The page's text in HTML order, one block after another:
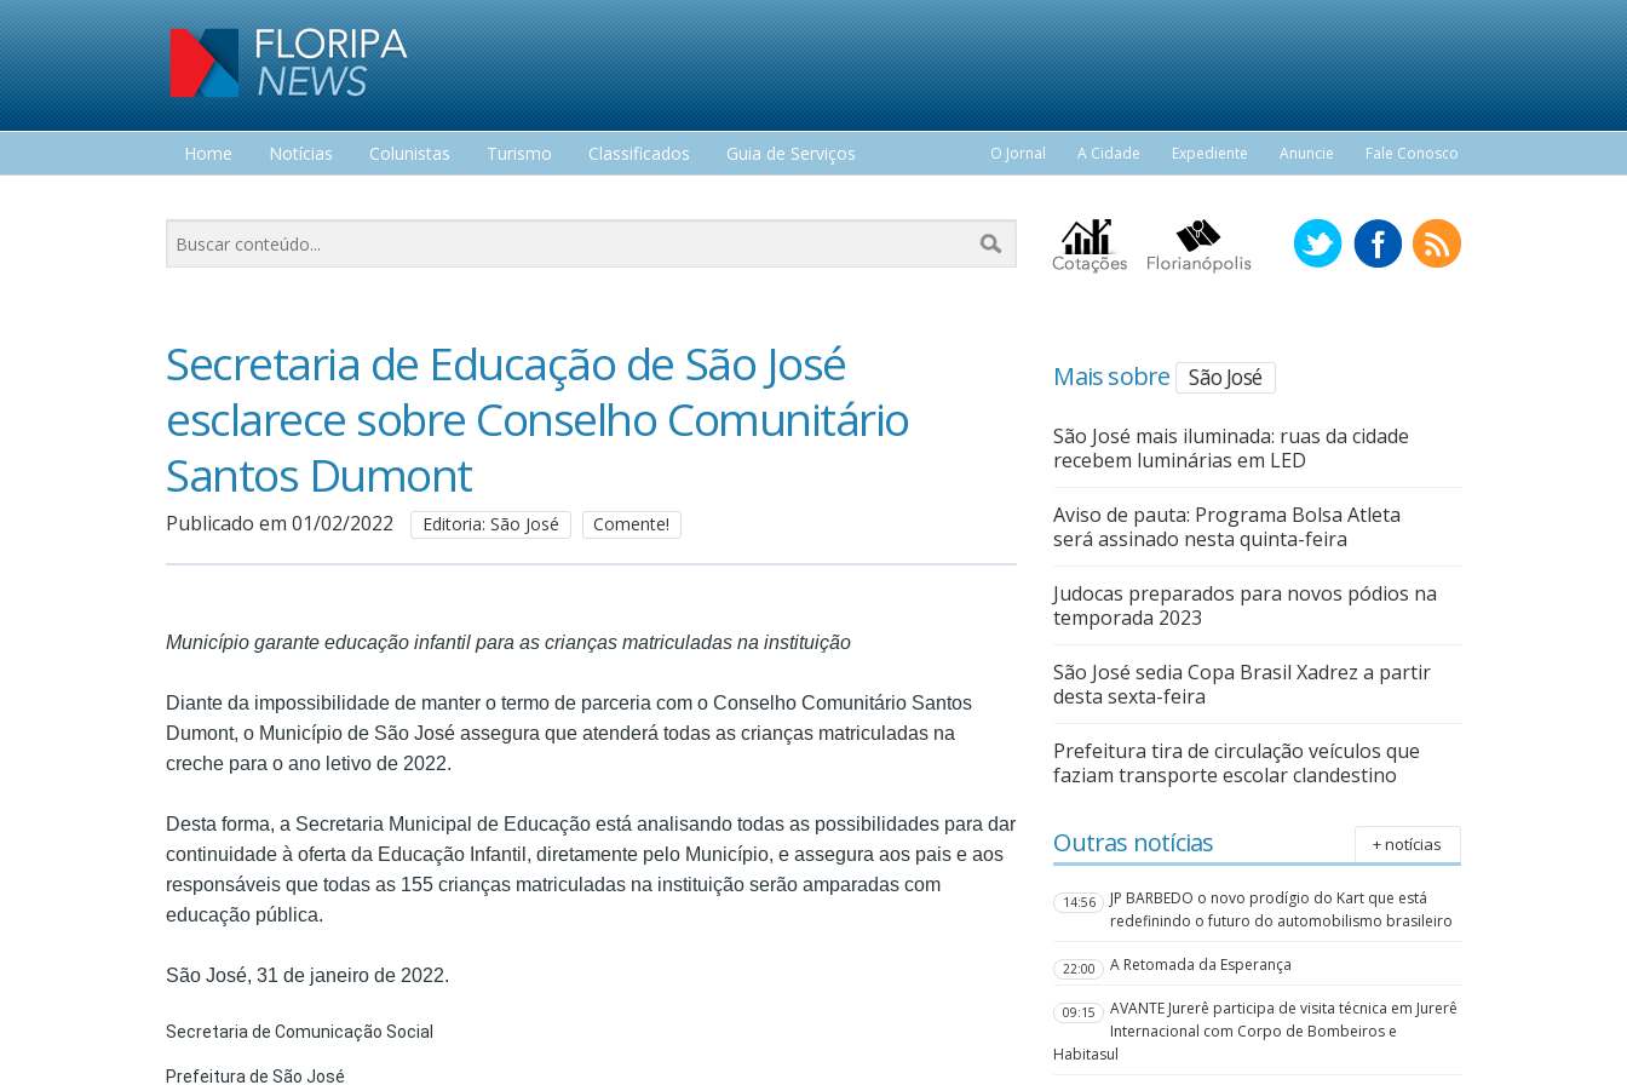
Home Notícias Colunistas Turismo Classificados
Guia de Serviços
O Jornal A Cidade Expediente Anuncie Fale Conosco
Secretaria de Educação de São José
esclarece sobre Conselho Comunitário
Santos Dumont
Publicado em 01/02/2022 Editoria: São José Comente!
Município garante educação infantil para as crianças matriculadas na instituição
Diante da impossibilidade de manter o termo de parceria com o Conselho Comunitário Santos
Dumont, o Município de São José assegura que atenderá todas as crianças matriculadas na
creche para o ano letivo de 2022.
Desta forma, a Secretaria Municipal de Educação está analisando todas as possibilidades para dar
continuidade à oferta da Educação Infantil, diretamente pelo Município, e assegura aos pais e aos
responsáveis que todas as 155 crianças matriculadas na instituição serão amparadas com
educação pública.
São José, 31 de janeiro de 2022.
Secretaria de Comunicação Social
Prefeitura de São José
Mais sobre São José
São José mais iluminada: ruas da cidade
recebem luminárias em LED
Aviso de pauta: Programa Bolsa Atleta
será assinado nesta quinta-feira
Judocas preparados para novos pódios na
temporada 2023
São José sedia Copa Brasil Xadrez a partir
desta sexta-feira
Prefeitura tira de circulação veículos que
faziam transporte escolar clandestino
Outras notícias + notícias
14:56
JP BARBEDO o novo prodígio do Kart que está
redefinindo o futuro do automobilismo brasileiro
22:00 A Retomada da Esperança
09:15
AVANTE Jurerê participa de visita técnica em Jurerê
Internacional com Corpo de Bombeiros e
Habitasul